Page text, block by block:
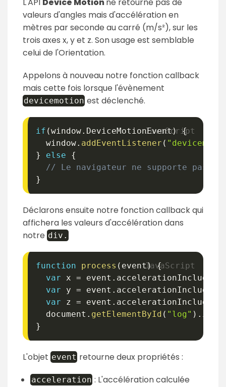
valeurs d'angles mais d'accélération en
mètres par seconde au carré (m/s²), sur les
trois axes x, y et z. Son usage est semblable
celui de l'Orientation.
Appelons à nouveau notre fonction callback
mais cette fois lorsque l'évènement
devicemotion est déclenché.
if (window. DeviceMotionEvent) {
  window
. addEventListener (
}
else
{
// Le navigateur ne supporte pas
}
Déclarons ensuite notre fonction callback qui
affichera les valeurs d'accélération dans
notre div.
function process ( event) {
var x = event .
var y = event .
var z = event .
  document
. getElementById ( "log" ) .
}
L'objet event retourne deux propriétés :
acceleration : L'accélération calculée